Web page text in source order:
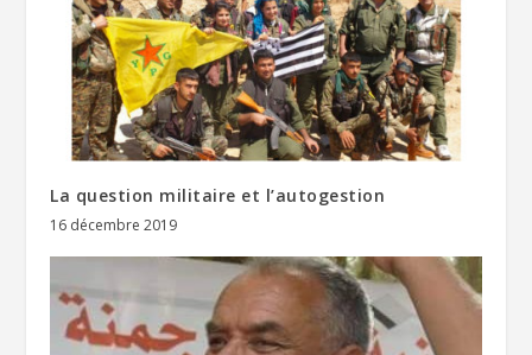
La question militaire et l’autogestion
16 décembre 2019